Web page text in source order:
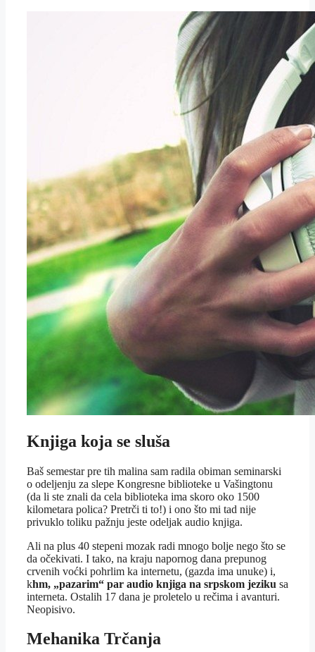
Knjiga koja se sluša
Baš semestar pre tih malina sam radila obiman seminarski
o odeljenju za slepe Kongresne biblioteke u Vašingtonu
(da li ste znali da cela biblioteka ima skoro oko 1500
kilometara polica? Pretrči ti to!) i ono što mi tad nije
privuklo toliku pažnju jeste odeljak audio knjiga.
Ali na plus 40 stepeni mozak radi mnogo bolje nego što se
da očekivati. I tako, na kraju napornog dana prepunog
crvenih voćki pohrlim ka internetu, (gazda ima unuke) i,
khm, „pazarim“ par audio knjiga na srpskom jeziku sa
interneta. Ostalih 17 dana je proletelo u rečima i avanturi.
Neopisivo.
Mehanika Trčanja